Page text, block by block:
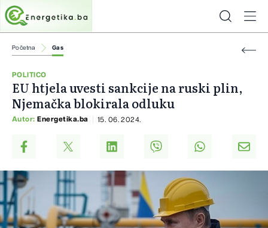
Početna Gas
POLITICO
EU htjela uvesti sankcije na ruski plin,
Njemačka blokirala odluku
Autor: Energetika.ba 15. 06. 2024.